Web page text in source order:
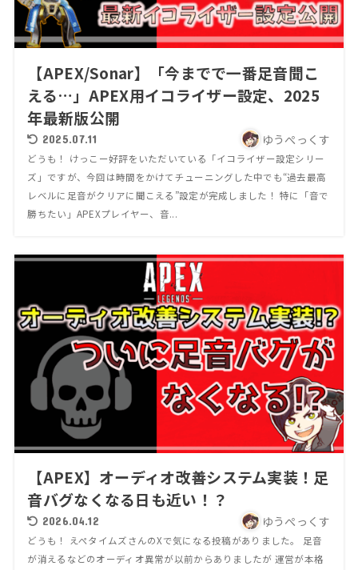
【APEX/Sonar】「今までで一番足音聞こ
える…」APEX用イコライザー設定、2025
年最新版公開
2025.07.11 ゆうぺっくす
どうも！ けっこー好評をいただいている「イコライザー設定シリー
ズ」ですが、今回は時間をかけてチューニングした中でも“過去最高
レベルに足音がクリアに聞こえる”設定が完成しました！ 特に「音で
勝ちたい」APEXプレイヤー、音...
【APEX】オーディオ改善システム実装！足
音バグなくなる日も近い！？
2026.04.12 ゆうぺっくす
どうも！ えぺタイムズさんのXで気になる投稿がありました。 足音
が消えるなどのオーディオ異常が以前からありましたが 運営が本格